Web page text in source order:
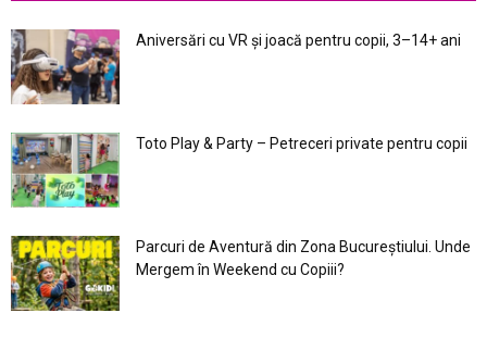
Aniversări cu VR și joacă pentru copii, 3–14+ ani
Toto Play & Party – Petreceri private pentru copii
Parcuri de Aventură din Zona Bucureştiului. Unde
Mergem în Weekend cu Copiii?